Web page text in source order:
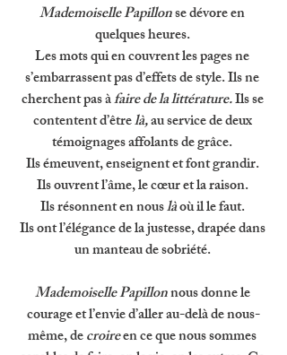
Mademoiselle Papillon se dévore en
quelques heures.
Les mots qui en couvrent les pages ne
s’embarrassent pas d’effets de style. Ils ne
cherchent pas à faire de la littérature. Ils se
contentent d’être là, au service de deux
témoignages affolants de grâce.
Ils émeuvent, enseignent et font grandir.
Ils ouvrent l’âme, le cœur et la raison.
Ils résonnent en nous là où il le faut.
Ils ont l’élégance de la justesse, drapée dans
un manteau de sobriété.
Mademoiselle Papillon nous donne le
courage et l’envie d’aller au-delà de nous-
même, de croire en ce que nous sommes